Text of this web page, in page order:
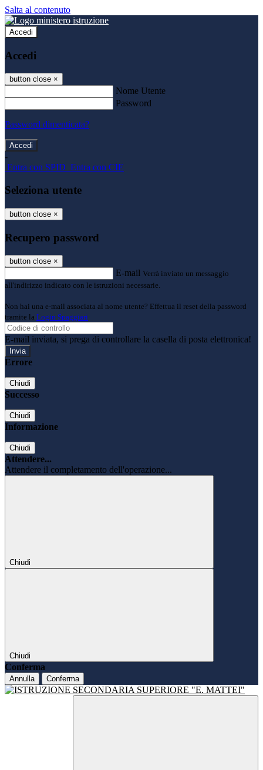
Salta al contenuto
Accedi
Accedi
button close ×
Nome Utente
Password
Password dimenticata?
-
Entra con SPID Entra con CIE
Seleziona utente
button close ×
Recupero password
button close ×
E-mail Verrà inviato un messaggio
all'indirizzo indicato con le istruzioni necessarie.
Non hai una e-mail associata al nome utente? Effettua il reset della password
tramite la Login Spaggiari
E-mail inviata, si prega di controllare la casella di posta elettronica!
Errore
Chiudi
Successo
Chiudi
Informazione
Chiudi
Attendere...
Attendere il completamento dell'operazione...
Chiudi
Chiudi
Conferma
Annulla Conferma